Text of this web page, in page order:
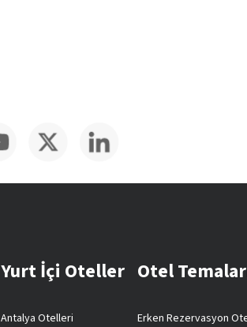
Yurt İçi Oteller
Antalya Otelleri
Otel
Erken Rezervasyon